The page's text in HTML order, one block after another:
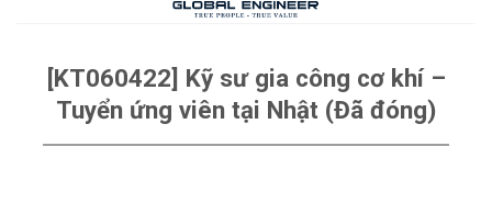
[KT060422] Kỹ sư gia công cơ khí –
Tuyển ứng viên tại Nhật (Đã đóng)